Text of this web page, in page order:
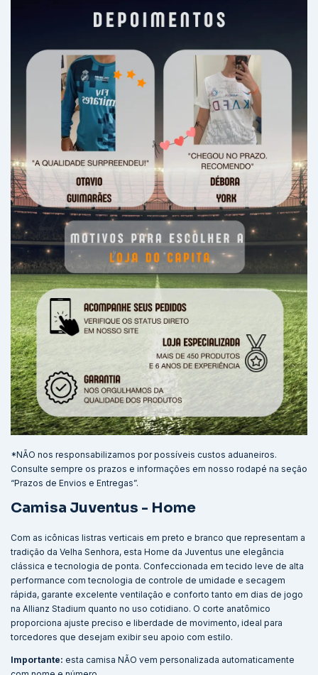
*NÃO nos responsabilizamos por possíveis custos aduaneiros.
Consulte sempre os prazos e informações em nosso rodapé na seção
“Prazos de Envios e Entregas”.
Camisa Juventus - Home
Com as icônicas listras verticais em preto e branco que representam a
tradição da Velha Senhora, esta Home da Juventus une elegância
clássica e tecnologia de ponta. Confeccionada em tecido leve de alta
performance com tecnologia de controle de umidade e secagem
rápida, garante excelente ventilação e conforto tanto em dias de jogo
na Allianz Stadium quanto no uso cotidiano. O corte anatômico
proporciona ajuste preciso e liberdade de movimento, ideal para
torcedores que desejam exibir seu apoio com estilo.
Importante: esta camisa NÃO vem personalizada automaticamente